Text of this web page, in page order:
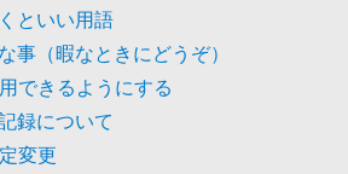
といい用語
事（暇なときにどうぞ）
できるようにする
録について
変更